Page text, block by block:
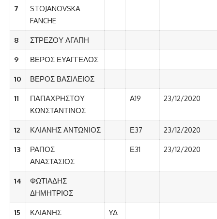
7
STOJANOVSKA
FANCHE
8 ΣΤΡΕΖΟΥ ΑΓΑΠΗ
9 ΒΕΡΟΣ ΕΥΑΓΓΕΛΟΣ
10 ΒΕΡΟΣ ΒΑΣΙΛΕΙΟΣ
11
ΠΑΠΑΧΡΗΣΤΟΥ
ΚΩΝΣΤΑΝΤΙΝΟΣ
Α19 23/12/2020
12 ΚΛΙΑΝΗΣ ΑΝΤΩΝΙΟΣ Ε37 23/12/2020
13
ΡΑΠΟΣ
ΑΝΑΣΤΑΣΙΟΣ
Ε31 23/12/2020
14
ΦΩΤΙΑΔΗΣ
ΔΗΜΗΤΡΙΟΣ
15
ΚΛΙΑΝΗΣ
ΥΔ